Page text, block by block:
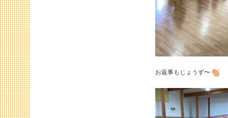
お返事もじょうず〜